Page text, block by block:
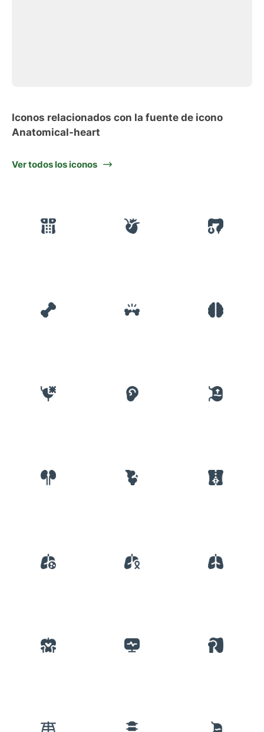
Iconos relacionados con la fuente de icono
Anatomical-heart
Ver todos los iconos